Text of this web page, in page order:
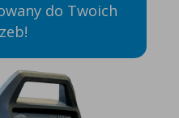
do Twoich